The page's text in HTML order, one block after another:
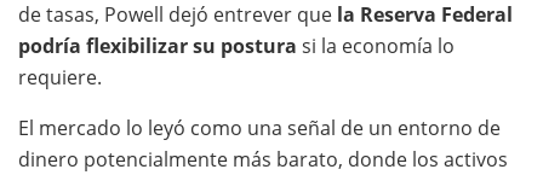
de tasas, Powell dejó entrever que la Reserva Federal
podría flexibilizar su postura si la economía lo
requiere.
El mercado lo leyó como una señal de un entorno de
dinero potencialmente más barato, donde los activos